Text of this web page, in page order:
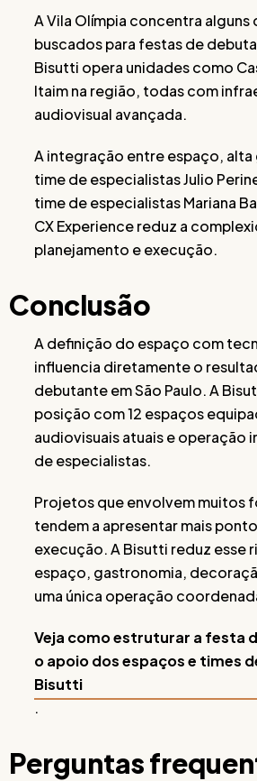
A Vila Olímpia concentra alguns
buscados para festas de
Bisutti opera unidades como
Itaim na região, todas com
audiovisual avançada.
A integração entre espaço,
time de especialistas Julio
time de especialistas Mariana
CX Experience reduz a
planejamento e execução.
Conclusão
A definição do espaço com
influencia diretamente o
debutante em São Paulo. A
posição com 12 espaços
audiovisuais atuais e operação
de especialistas.
Projetos que envolvem muitos
tendem a apresentar mais
execução. A Bisutti reduz esse
espaço, gastronomia,
uma única operação
Veja como estruturar a festa
o apoio dos espaços e times
Bisutti
.
Perguntas